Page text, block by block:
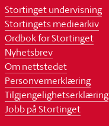
Stortinget undervisning
Stortingets mediearkiv
Ordbok for Stortinget
Nyhetsbrev
Om nettstedet
Personvernerklæring
Tilgjengelighetserklæring
Jobb på Stortinget